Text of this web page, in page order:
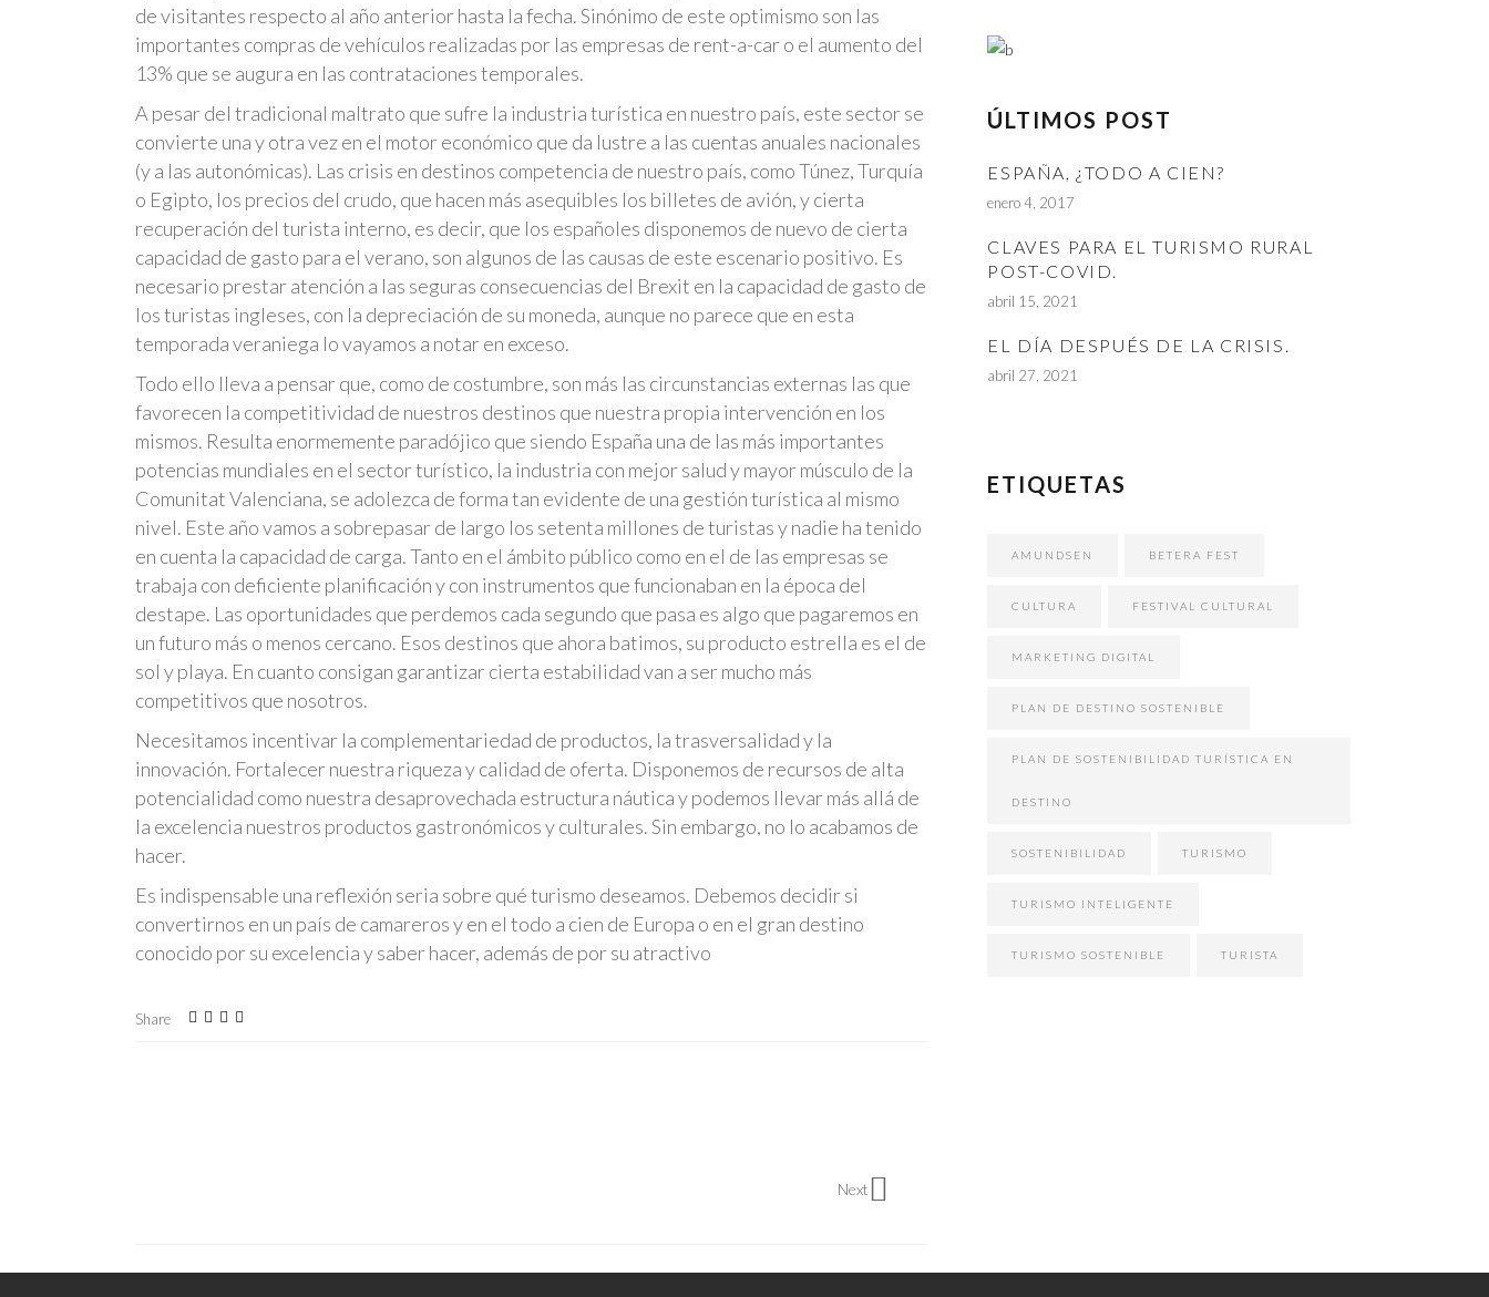
de visitantes respecto al año anterior hasta la fecha. Sinónimo de este optimismo son las
importantes compras de vehículos realizadas por las empresas de rent-a-car o el aumento del
13% que se augura en las contrataciones temporales.
A pesar del tradicional maltrato que sufre la industria turística en nuestro país, este sector se
convierte una y otra vez en el motor económico que da lustre a las cuentas anuales nacionales
(y a las autonómicas). Las crisis en destinos competencia de nuestro país, como Túnez, Turquía
o Egipto, los precios del crudo, que hacen más asequibles los billetes de avión, y cierta
recuperación del turista interno, es decir, que los españoles disponemos de nuevo de cierta
capacidad de gasto para el verano, son algunos de las causas de este escenario positivo. Es
necesario prestar atención a las seguras consecuencias del Brexit en la capacidad de gasto de
los turistas ingleses, con la depreciación de su moneda, aunque no parece que en esta
temporada veraniega lo vayamos a notar en exceso.
Todo ello lleva a pensar que, como de costumbre, son más las circunstancias externas las que
favorecen la competitividad de nuestros destinos que nuestra propia intervención en los
mismos. Resulta enormemente paradójico que siendo España una de las más importantes
potencias mundiales en el sector turístico, la industria con mejor salud y mayor músculo de la
Comunitat Valenciana, se adolezca de forma tan evidente de una gestión turística al mismo
nivel. Este año vamos a sobrepasar de largo los setenta millones de turistas y nadie ha tenido
en cuenta la capacidad de carga. Tanto en el ámbito público como en el de las empresas se
trabaja con deficiente planificación y con instrumentos que funcionaban en la época del
destape. Las oportunidades que perdemos cada segundo que pasa es algo que pagaremos en
un futuro más o menos cercano. Esos destinos que ahora batimos, su producto estrella es el de
sol y playa. En cuanto consigan garantizar cierta estabilidad van a ser mucho más
competitivos que nosotros.
Necesitamos incentivar la complementariedad de productos, la trasversalidad y la
innovación. Fortalecer nuestra riqueza y calidad de oferta. Disponemos de recursos de alta
potencialidad como nuestra desaprovechada estructura náutica y podemos llevar más allá de
la excelencia nuestros productos gastronómicos y culturales. Sin embargo, no lo acabamos de
hacer.
Es indispensable una reflexión seria sobre qué turismo deseamos. Debemos decidir si
convertirnos en un país de camareros y en el todo a cien de Europa o en el gran destino
conocido por su excelencia y saber hacer, además de por su atractivo
Share
Next
ÚLTIMOS POST
ESPAÑA, ¿TODO A CIEN?
enero 4, 2017
CLAVES PARA EL TURISMO RURAL
POST-COVID.
abril 15, 2021
EL DÍA DESPUÉS DE LA CRISIS.
abril 27, 2021
ETIQUETAS
AMUNDSEN BETERA FEST
CULTURA FESTIVAL CULTURAL
MARKETING DIGITAL
PLAN DE DESTINO SOSTENIBLE
PLAN DE SOSTENIBILIDAD TURÍSTICA EN
DESTINO
SOSTENIBILIDAD TURISMO
TURISMO INTELIGENTE
TURISMO SOSTENIBLE TURISTA